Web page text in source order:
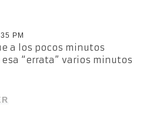
PM
a los pocos minutos
“errata” varios minutos